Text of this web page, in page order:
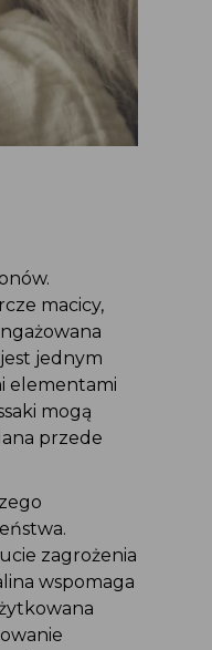
macicy,
jednym
elementami
mogą
przede
zagrożenia
wspomaga